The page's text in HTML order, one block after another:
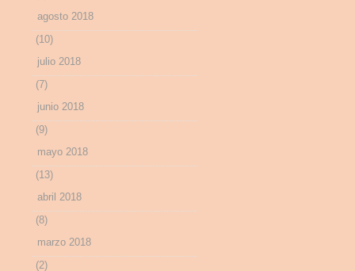
agosto 2018
(10)
julio 2018
(7)
junio 2018
(9)
mayo 2018
(13)
abril 2018
(8)
marzo 2018
(2)